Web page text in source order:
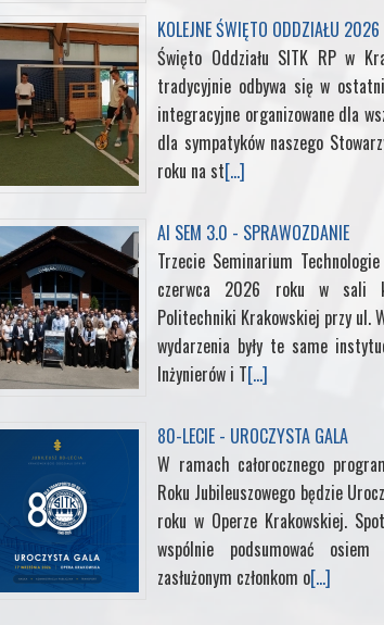
o
k
r
e
s
t
KOLEJNE ŚWIĘTO ODDZIAŁU
Święto Oddziału SITK RP w
tradycyjnie odbywa się w
integracyjne organizowane dla
dla sympatyków naszego
roku na st[...]
AI SEM 3.0 - SPRAWOZDANIE
Trzecie Seminarium
czerwca 2026 roku w sali
Politechniki Krakowskiej przy ul.
wydarzenia były te same
Inżynierów i T[...]
80-LECIE - UROCZYSTA GALA
W ramach całorocznego
Roku Jubileuszowego będzie
roku w Operze Krakowskiej.
wspólnie podsumować osiem
zasłużonym członkom o[...]